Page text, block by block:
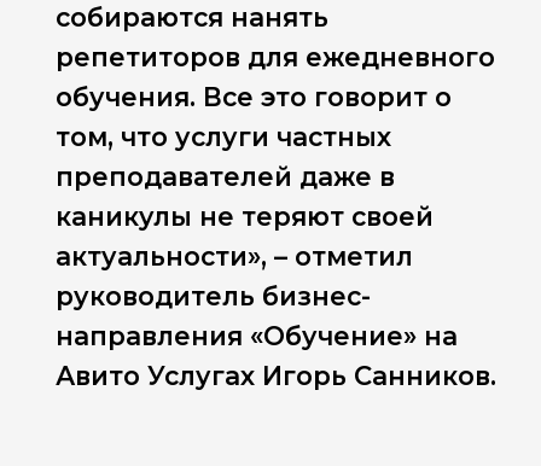
собираются нанять
репетиторов для ежедневного
обучения. Все это говорит о
том, что услуги частных
преподавателей даже в
каникулы не теряют своей
актуальности», – отметил
руководитель бизнес-
направления «Обучение» на
Авито Услугах Игорь Санников.